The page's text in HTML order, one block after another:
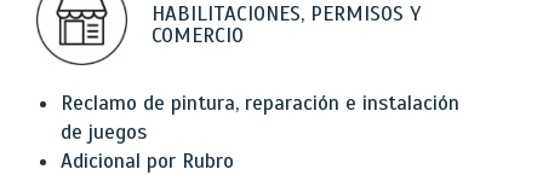
HABILITACIONES, PERMISOS Y
COMERCIO
Reclamo de pintura, reparación e instalación
de juegos
Adicional por Rubro